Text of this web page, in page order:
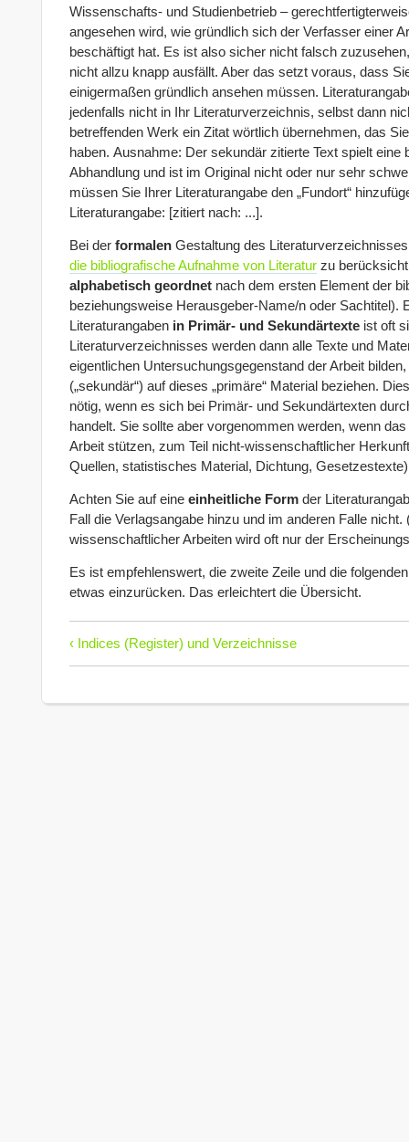
Wissenschafts- und Studienbetrieb –
angesehen wird, wie gründlich sich der Verfasser einer
beschäftigt hat. Es ist also sicher nicht falsch
nicht allzu knapp ausfällt. Aber das setzt voraus, dass
einigermaßen gründlich ansehen müssen.
jedenfalls nicht in Ihr Literaturverzeichnis, selbst dann
betreffenden Werk ein Zitat wörtlich übernehmen, das
haben. Ausnahme: Der sekundär zitierte Text spielt eine
Abhandlung und ist im Original nicht oder nur sehr
müssen Sie Ihrer Literaturangabe den „Fundort“
Literaturangabe: [zitiert nach: ...].
Bei der formalen Gestaltung des
die bibliografische Aufnahme von Literatur zu
alphabetisch geordnet nach dem ersten Element der
beziehungsweise Herausgeber-Name/n oder Sachtitel).
Literaturangaben in Primär- und Sekundärtexte ist oft
Literaturverzeichnisses werden dann alle Texte und
eigentlichen Untersuchungsgegenstand der Arbeit
(„sekundär“) auf dieses „primäre“ Material beziehen.
nötig, wenn es sich bei Primär- und Sekundärtexten
handelt. Sie sollte aber vorgenommen werden, wenn
Arbeit stützen, zum Teil nicht-wissenschaftlicher
Quellen, statistisches Material, Dichtung,
Achten Sie auf eine einheitliche Form der
Fall die Verlagsangabe hinzu und im anderen Falle
wissenschaftlicher Arbeiten wird oft nur der
Es ist empfehlenswert, die zweite Zeile und die
etwas einzurücken. Das erleichtert die Übersicht.
‹ Indices (Register) und Verzeichnisse